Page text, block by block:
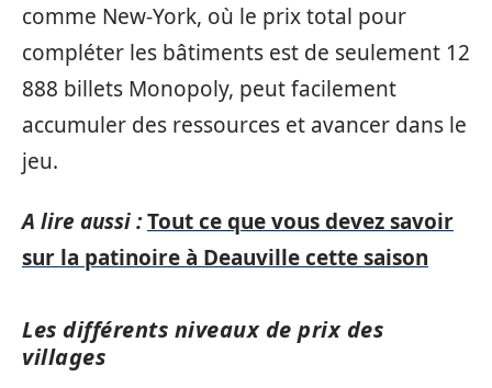
comme New-York, où le prix total pour
compléter les bâtiments est de seulement 12
888 billets Monopoly, peut facilement
accumuler des ressources et avancer dans le
jeu.
A lire aussi :Tout ce que vous devez savoir
sur la patinoire à Deauville cette saison
Les différents niveaux de prix des
villages